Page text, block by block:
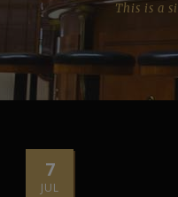
This is a
7
JUL